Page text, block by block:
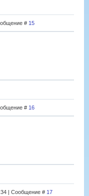
# 15
# 16
| Сообщение # 17